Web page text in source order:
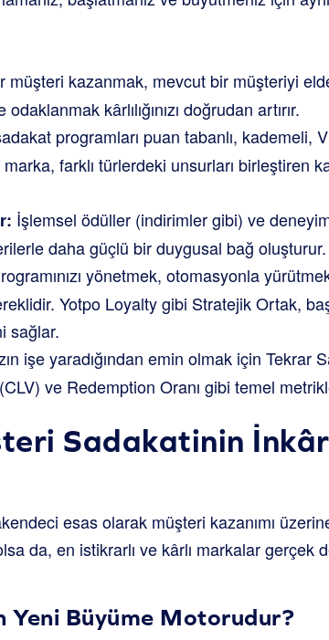
müşteri kazanmak, mevcut bir müşteriyi
kârlılığınızı doğrudan artırır.
programları puan tabanlı, kademeli,
marka, farklı türlerdeki unsurları birleştiren
İşlemsel ödüller (indirimler gibi) ve
daha güçlü bir duygusal bağ oluşturur.
yönetmek, otomasyonla
Yotpo Loyalty gibi Stratejik Ortak,
sağlar.
işe yaradığından emin olmak için Tekrar
ve Redemption Oranı gibi temel
Sadakatinin
esas olarak müşteri kazanımı
da, en istikrarlı ve kârlı markalar gerçek
Yeni Büyüme Motorudur?